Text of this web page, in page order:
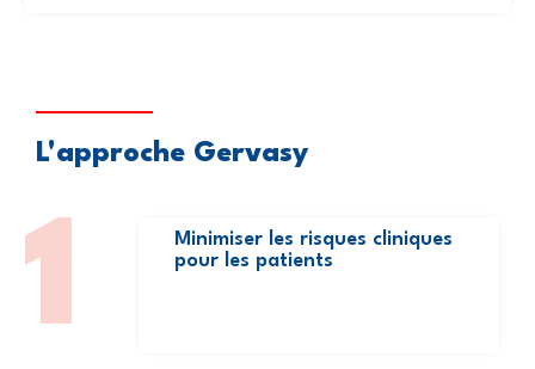
L'approche Gervasy
1
Minimiser les risques cliniques
pour les patients